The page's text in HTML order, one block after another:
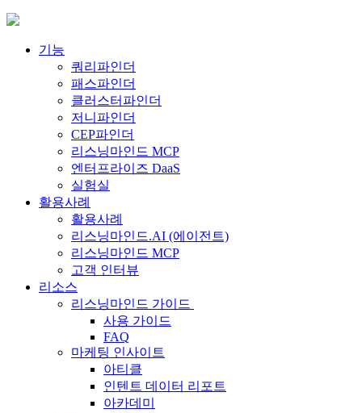
Skip
content기능
쿼리파인더
패스파인더
클러스터파인더
저니파인더
CEP파인더
리스닝마인드 MCP
엔터프라이즈 DaaS
실험실
활용사례
활용사례
리스닝마인드.AI (에이전트)
리스닝마인드 MCP
고객 인터뷰
리소스
리스닝마인드 가이드
사용 가이드
FAQ
마케팅 인사이트
아티클
인텐트 데이터 리포트
아카데미